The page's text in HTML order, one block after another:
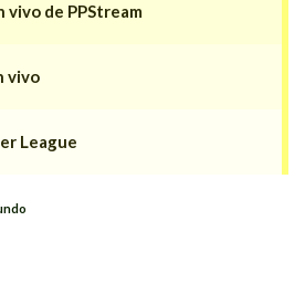
vivo de PPStream
vivo
League